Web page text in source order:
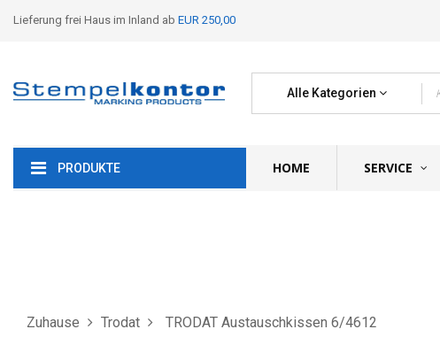
Lieferung frei Haus im Inland ab EUR 250,00
Alle Kategorien
PRODUKTE HOME SERVICE
Zuhause Trodat TRODAT Austauschkissen 6/4612